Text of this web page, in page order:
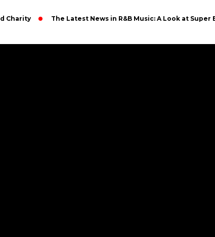
The Latest News in R&B Music: A Look at Super Bowl